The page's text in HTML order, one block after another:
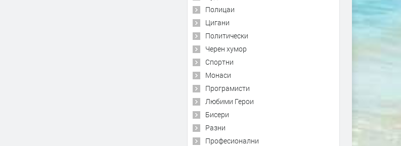
Полицаи
Цигани
Политически
Черен хумор
Спортни
Монаси
Програмисти
Любими Герои
Бисери
Разни
Професионални